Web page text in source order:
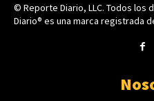
© Reporte Diario, LLC. Todos los
Diario® es una marca registrada